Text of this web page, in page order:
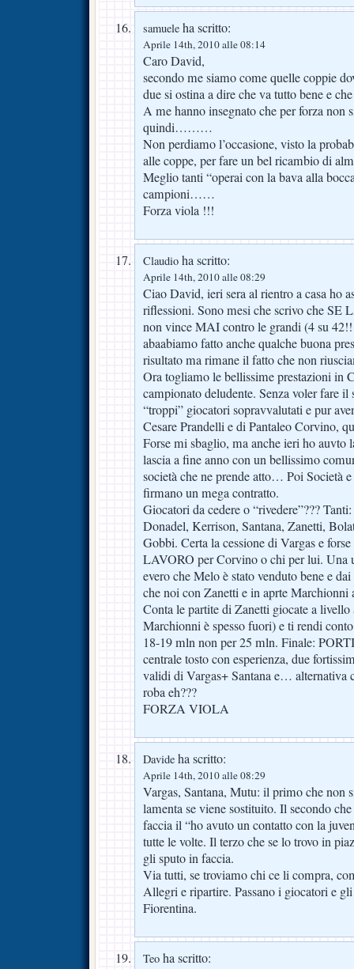
samuele ha scritto:
Aprile 14th, 2010 alle 08:14
Caro David,
secondo me siamo come quelle coppie
due si ostina a dire che va tutto bene e
A me hanno insegnato che per forza non
quindi………
Non perdiamo l’occasione, visto la
alle coppe, per fare un bel ricambio di
Meglio tanti “operai con la bava alla
campioni……
Forza viola !!!
Claudio ha scritto:
Aprile 14th, 2010 alle 08:29
Ciao David, ieri sera al rientro a casa ho
riflessioni. Sono mesi che scrivo che
non vince MAI contro le grandi (4 su
abaabiamo fatto anche qualche buona
risultato ma rimane il fatto che non
Ora togliamo le bellissime prestazioni in
campionato deludente. Senza voler fare
“troppi” giocatori sopravvalutati e pur
Cesare Prandelli e di Pantaleo Corvino,
Forse mi sbaglio, ma anche ieri ho auvto
lascia a fine anno con un bellissimo
società che ne prende atto… Poi Società
firmano un mega contratto.
Giocatori da cedere o “rivedere”???
Donadel, Kerrison, Santana, Zanetti,
Gobbi. Certa la cessione di Vargas e
LAVORO per Corvino o chi per lui. Una
evero che Melo è stato venduto bene e
che noi con Zanetti e in aprte Marchionni
Conta le partite di Zanetti giocate a livello
Marchionni è spesso fuori) e ti rendi
18-19 mln non per 25 mln. Finale:
centrale tosto con esperienza, due
validi di Vargas+ Santana e… alternativa
roba eh???
FORZA VIOLA
Davide ha scritto:
Aprile 14th, 2010 alle 08:29
Vargas, Santana, Mutu: il primo che non
lamenta se viene sostituito. Il secondo
faccia il “ho avuto un contatto con la
tutte le volte. Il terzo che se lo trovo in
gli sputo in faccia.
Via tutti, se troviamo chi ce li compra,
Allegri e ripartire. Passano i giocatori e
Fiorentina.
Teo ha scritto: